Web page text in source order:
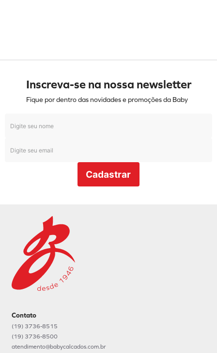
Inscreva-se na nossa newsletter
Fique por dentro das novidades e promoções da Baby
Cadastrar
Contato
(19) 3736-8515
(19) 3736-8500
atendimento@babycalcados.com.br